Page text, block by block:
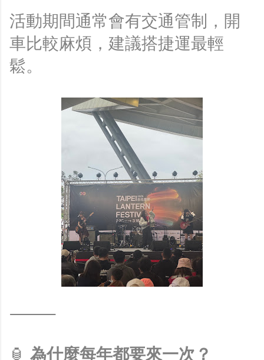
活動期間通常會有交通管制，開
車比較麻煩，建議搭捷運最輕
鬆。
⸻
🏮 為什麼每年都要來一次？